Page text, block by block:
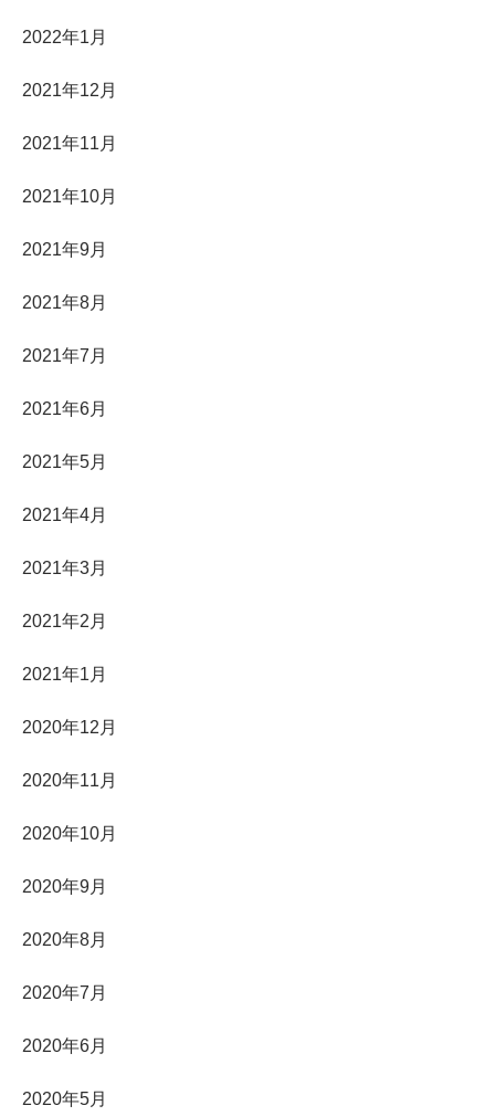
2022年1月
2021年12月
2021年11月
2021年10月
2021年9月
2021年8月
2021年7月
2021年6月
2021年5月
2021年4月
2021年3月
2021年2月
2021年1月
2020年12月
2020年11月
2020年10月
2020年9月
2020年8月
2020年7月
2020年6月
2020年5月